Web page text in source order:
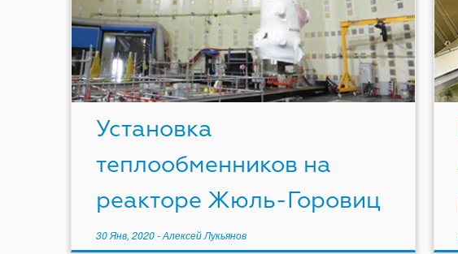
Установка
теплообменников на
реакторе Жюль-Горовиц
30 Янв, 2020 -Алексей Лукьянов